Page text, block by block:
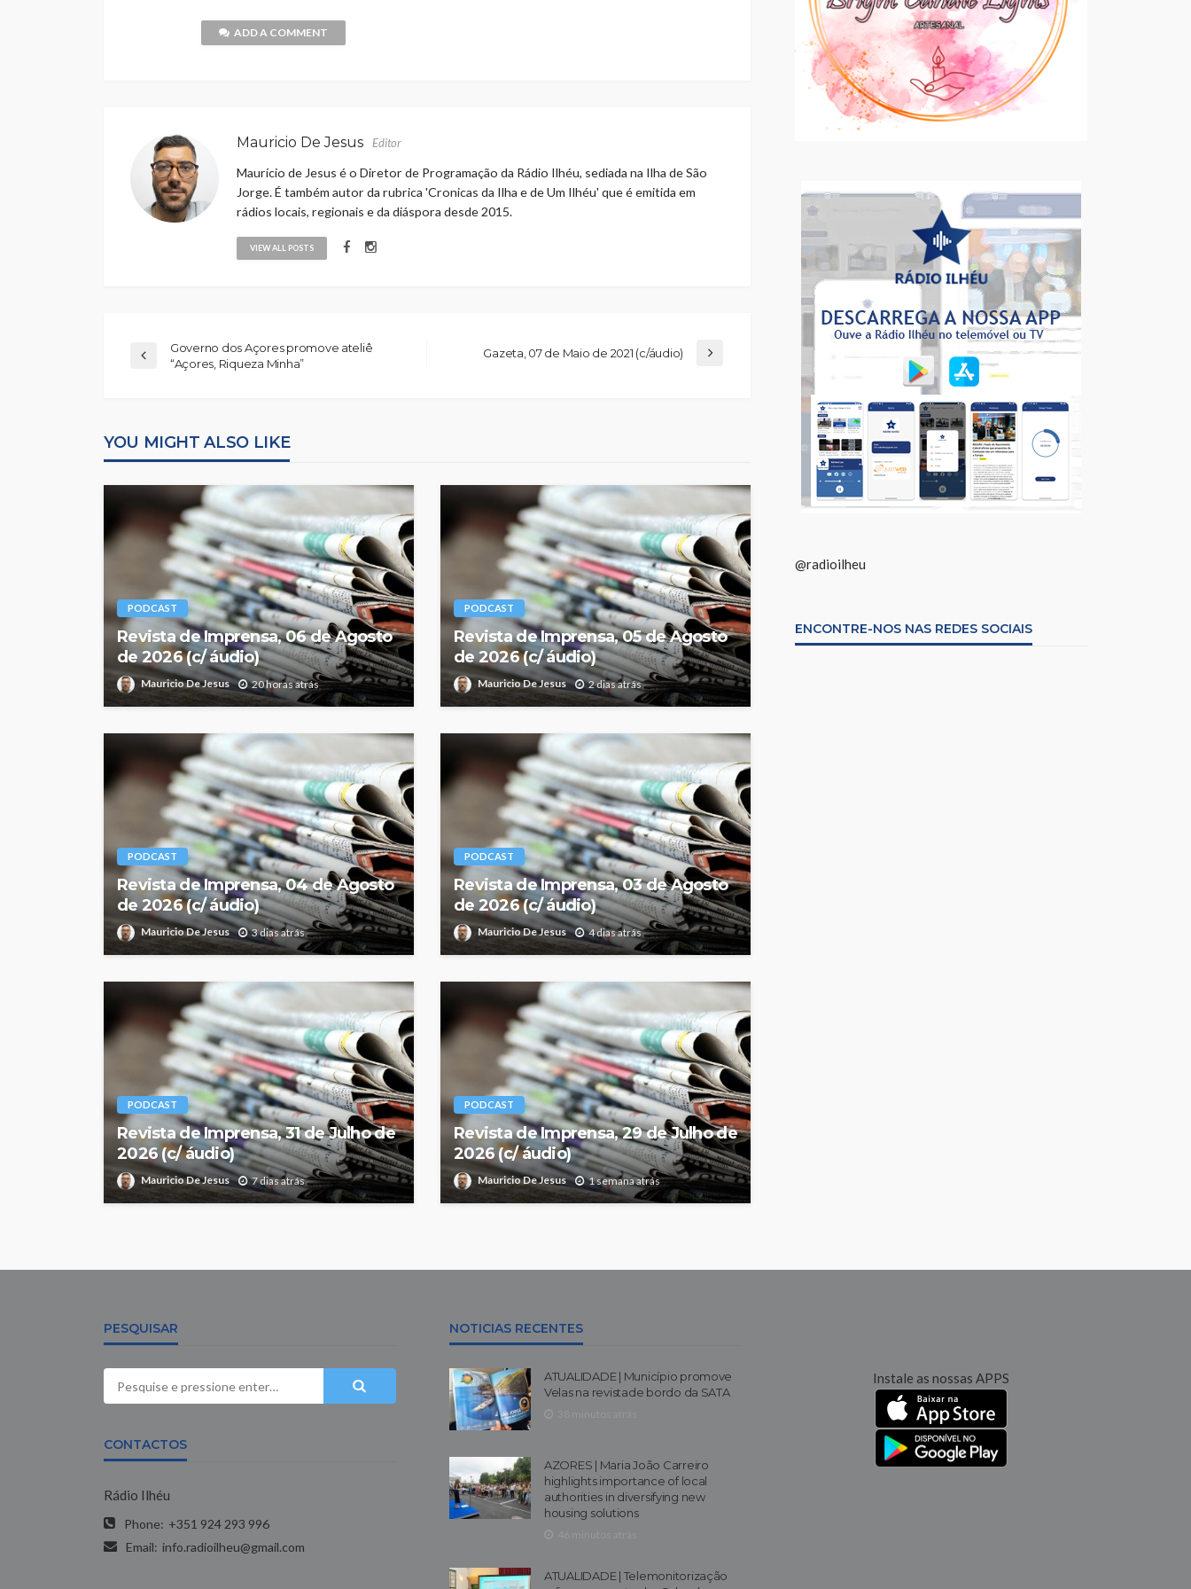
ADD A COMMENT
Mauricio De Jesus Editor
Maurício de Jesus é o Diretor de Programação da Rádio Ilhéu, sediada na Ilha de São
Jorge. É também autor da rubrica 'Cronicas da Ilha e de Um Ilhéu' que é emitida em
rádios locais, regionais e da diáspora desde 2015.
VIEW ALL POSTS
​​​​​​​Governo dos Açores promove ateliê
“Açores, Riqueza Minha”
Gazeta, 07 de Maio de 2021 (c/áudio)
YOU MIGHT ALSO LIKE
PODCAST
Revista de Imprensa, 06 de Agosto
de 2026 (c/ áudio)
Mauricio De Jesus 20 horas atrás
PODCAST
Revista de Imprensa, 05 de Agosto
de 2026 (c/ áudio)
Mauricio De Jesus 2 dias atrás
PODCAST
Revista de Imprensa, 04 de Agosto
de 2026 (c/ áudio)
Mauricio De Jesus 3 dias atrás
PODCAST
Revista de Imprensa, 03 de Agosto
de 2026 (c/ áudio)
Mauricio De Jesus 4 dias atrás
PODCAST
Revista de Imprensa, 31 de Julho de
2026 (c/ áudio)
Mauricio De Jesus 7 dias atrás
PODCAST
Revista de Imprensa, 29 de Julho de
2026 (c/ áudio)
Mauricio De Jesus 1 semana atrás
@radioilheu
ENCONTRE-NOS NAS REDES SOCIAIS
PESQUISAR
CONTACTOS
Rádio Ilhéu
Phone: +351 924 293 996
Email: info.radioilheu@gmail.com
NOTICIAS RECENTES
ATUALIDADE | Município promove
Velas na revistade bordo da SATA
AZORES | Maria João Carreiro
highlights importance of local
authorities in diversifying new
housing solutions
ATUALIDADE | Telemonitorização
Instale as nossas APPS